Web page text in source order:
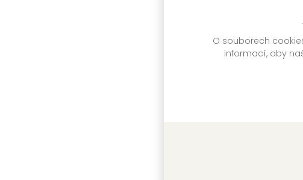
O souborech
informací, aby